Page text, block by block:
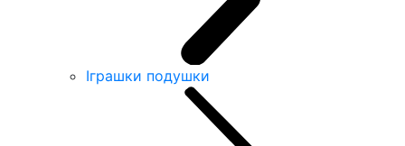
Іграшки подушки